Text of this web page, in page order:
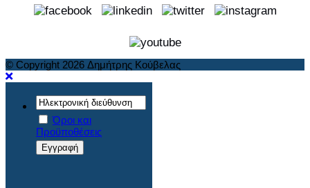
© Copyright 2026 Δημήτρης Κούβελας
Όροι και
Προϋποθέσεις